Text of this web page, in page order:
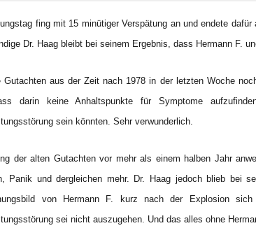
fing mit 15 minütiger Verspätung an und endete
Dr. Haag bleibt bei seinem Ergebnis, dass Hermann F.
Gutachten aus der Zeit nach 1978 in der letzten Woche
darin keine Anhaltspunkte für Symptome
sein könnten. Sehr verwunderlich.
der alten Gutachten vor mehr als einem halben Jahr
Panik und dergleichen mehr. Dr. Haag jedoch blieb bei
von Hermann F. kurz nach der Explosion
sei nicht auszugehen. Und das alles ohne